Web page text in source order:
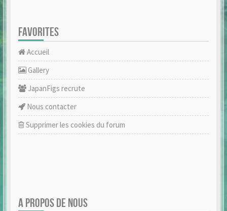
FAVORITES
Accueil
Gallery
JapanFigs recrute
Nous contacter
Supprimer les cookies du forum
A PROPOS DE NOUS